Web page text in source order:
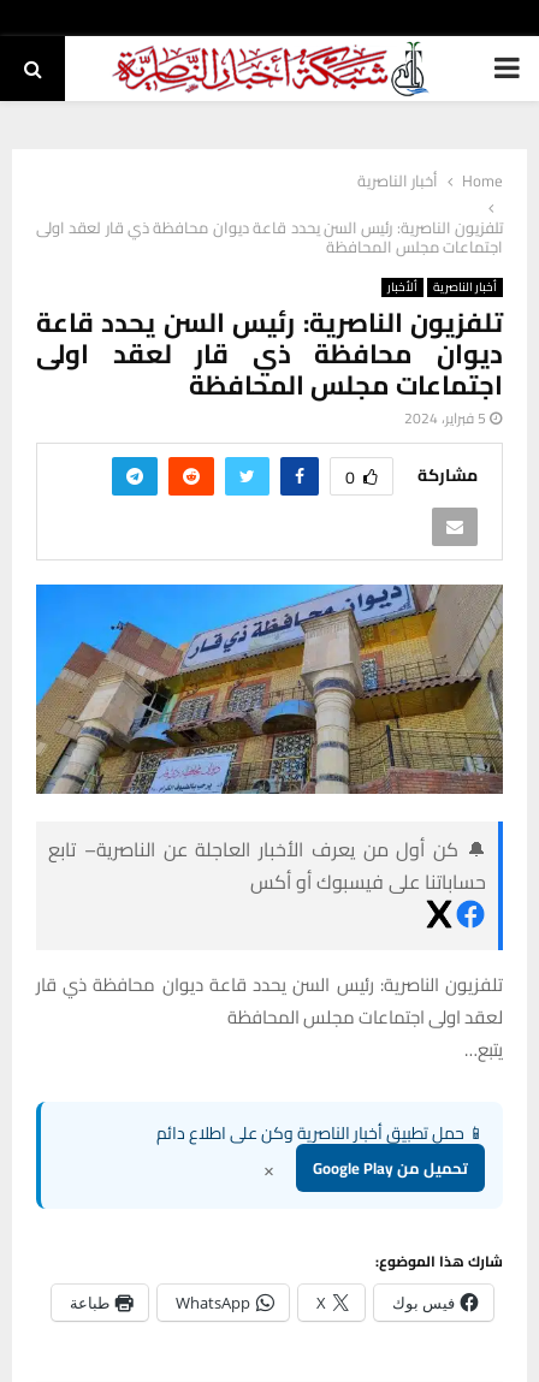
PRIMARY
Home
أخبار الناصرية
تلفزيون الناصرية: رئيس السن يحدد قاعة ديوان محافظة ذي قار لعقد اولى
اجتماعات مجلس المحافظة
أخبار الناصرية ألأخبار
تلفزيون الناصرية: رئيس السن يحدد قاعة
ديوان محافظة ذي قار لعقد اولى
اجتماعات مجلس المحافظة
5 فبراير، 2024
مشاركة 0
🔔 كن أول من يعرف الأخبار العاجلة عن الناصرية– تابع
حساباتنا على فيسبوك أو أكس
تلفزيون الناصرية: رئيس السن يحدد قاعة ديوان محافظة ذي قار
لعقد اولى اجتماعات مجلس المحافظة
يتبع…
📱 حمل تطبيق أخبار الناصرية وكن على اطلاع دائم
تحميل من Google Play ×
شارك هذا الموضوع:
فيس بوك X
WhatsApp طباعة